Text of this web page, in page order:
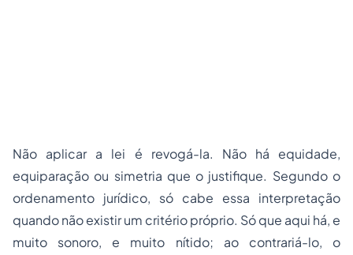
Não aplicar a lei é revogá-la. Não há equidade,
equiparação ou simetria que o justifique. Segundo o
ordenamento jurídico, só cabe essa interpretação
quando não existir um critério próprio. Só que aqui há, e
muito sonoro, e muito nítido; ao contrariá-lo, o